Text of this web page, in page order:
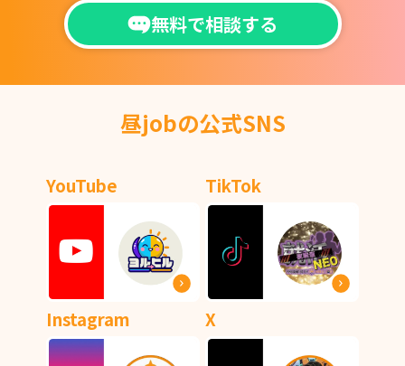
無料で相談する
昼jobの公式SNS
YouTube TikTok
Instagram X